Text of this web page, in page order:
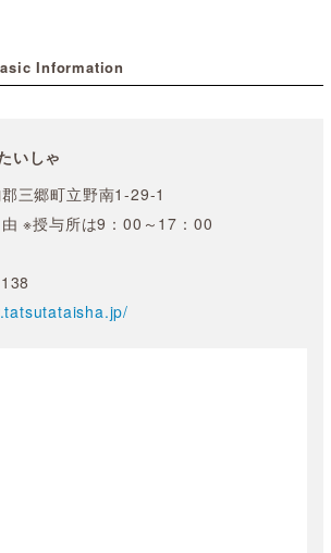
Information
いしゃ
三郷町立野南1-29-1
※授与所は9：00～17：00